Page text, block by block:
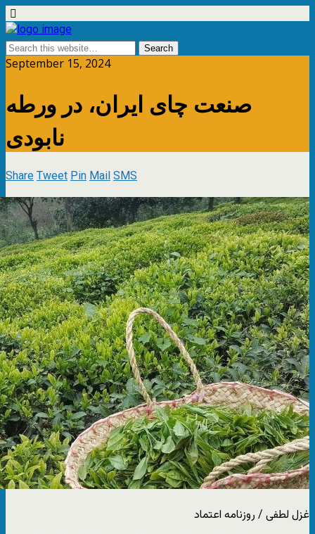
September 15, 2024
صنعت چای ایران، در ورطه
نابودی
ShareTweetPinMailSMS
غزل لطفی / روزنامه اعتماد